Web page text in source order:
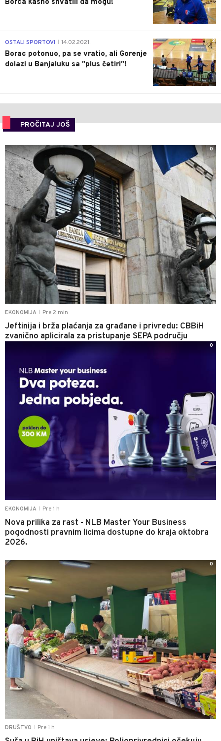
Borca kasno shvatili da mogu!
3
OSTALI SPORTOVI 14.02.2021.
Borac potonuo, pa se vratio, ali Gorenje
dolazi u Banjaluku sa "plus četiri"!
PROČITAJ JOŠ
EKONOMIJA Pre 2 min
Jeftinija i brža plaćanja za građane i privredu: CBBiH
zvanično aplicirala za pristupanje SEPA području
0
EKONOMIJA Pre 1 h
Nova prilika za rast - NLB Master Your Business
pogodnosti pravnim licima dostupne do kraja oktobra
2026.
0
DRUŠTVO Pre 1 h
0